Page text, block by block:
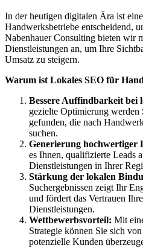
In der heutigen digitalen Ära ist
Handwerksbetriebe entscheidend,
Nabenhauer Consulting bieten wir
Dienstleistungen an, um Ihre
Umsatz zu steigern.
Warum ist Lokales SEO für
Bessere Auffindbarkeit bei
gezielte Optimierung werden
gefunden, die nach
suchen.
Generierung hochwertiger
es Ihnen, qualifizierte Leads
Dienstleistungen in Ihrer
Stärkung der lokalen
Suchergebnissen zeigt Ihr
und fördert das Vertrauen
Dienstleistungen.
Wettbewerbsvorteil: Mit
Strategie können Sie sich
potenzielle Kunden